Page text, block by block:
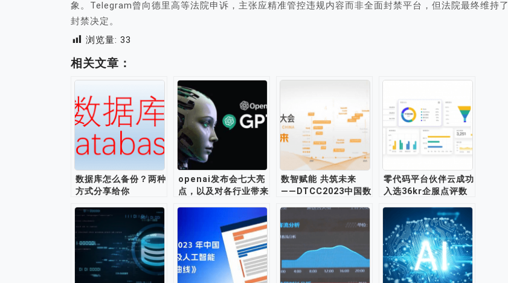
象。Telegram曾向德里高等法院申诉，主张应精准管控违规内容而非全面封禁平台，但法院最终维持了
封禁决定。
浏览量: 33
相关文章：
数据库怎么备份？两种
方式分享给你
openai发布会七大亮
点，以及对各行业带来
数智赋能 共筑未来
——DTCC2023中国数
零代码平台伙伴云成功
入选36kr企服点评数